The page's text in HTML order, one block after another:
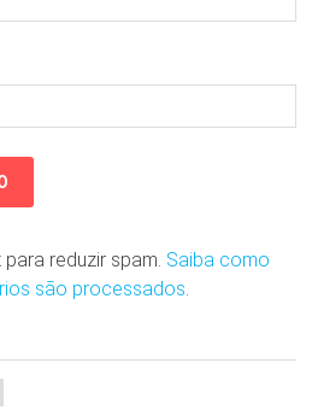
reduzir spam. Saiba como
são processados